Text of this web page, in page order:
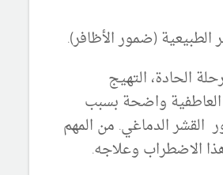
الحادة، التهيج
واضحة بسبب
القشر الدماغي. من المهم
الاضطراب وعلاجه.